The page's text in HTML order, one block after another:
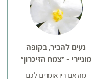
נעים להכיר, בקופה
מוניירי – "צמח הזיכרון"
מה אם היו אומרים לכם